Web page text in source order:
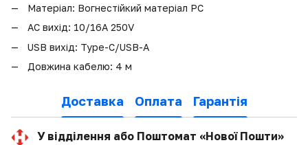
Матеріал: Вогнестійкий матеріал PC
AC вихід: 10/16А 250V
USB вихід: Type-C/USB-A
Довжина кабелю: 4 м
Доставка Оплата Гарантія
У відділення або Поштомат «Нової Пошти»